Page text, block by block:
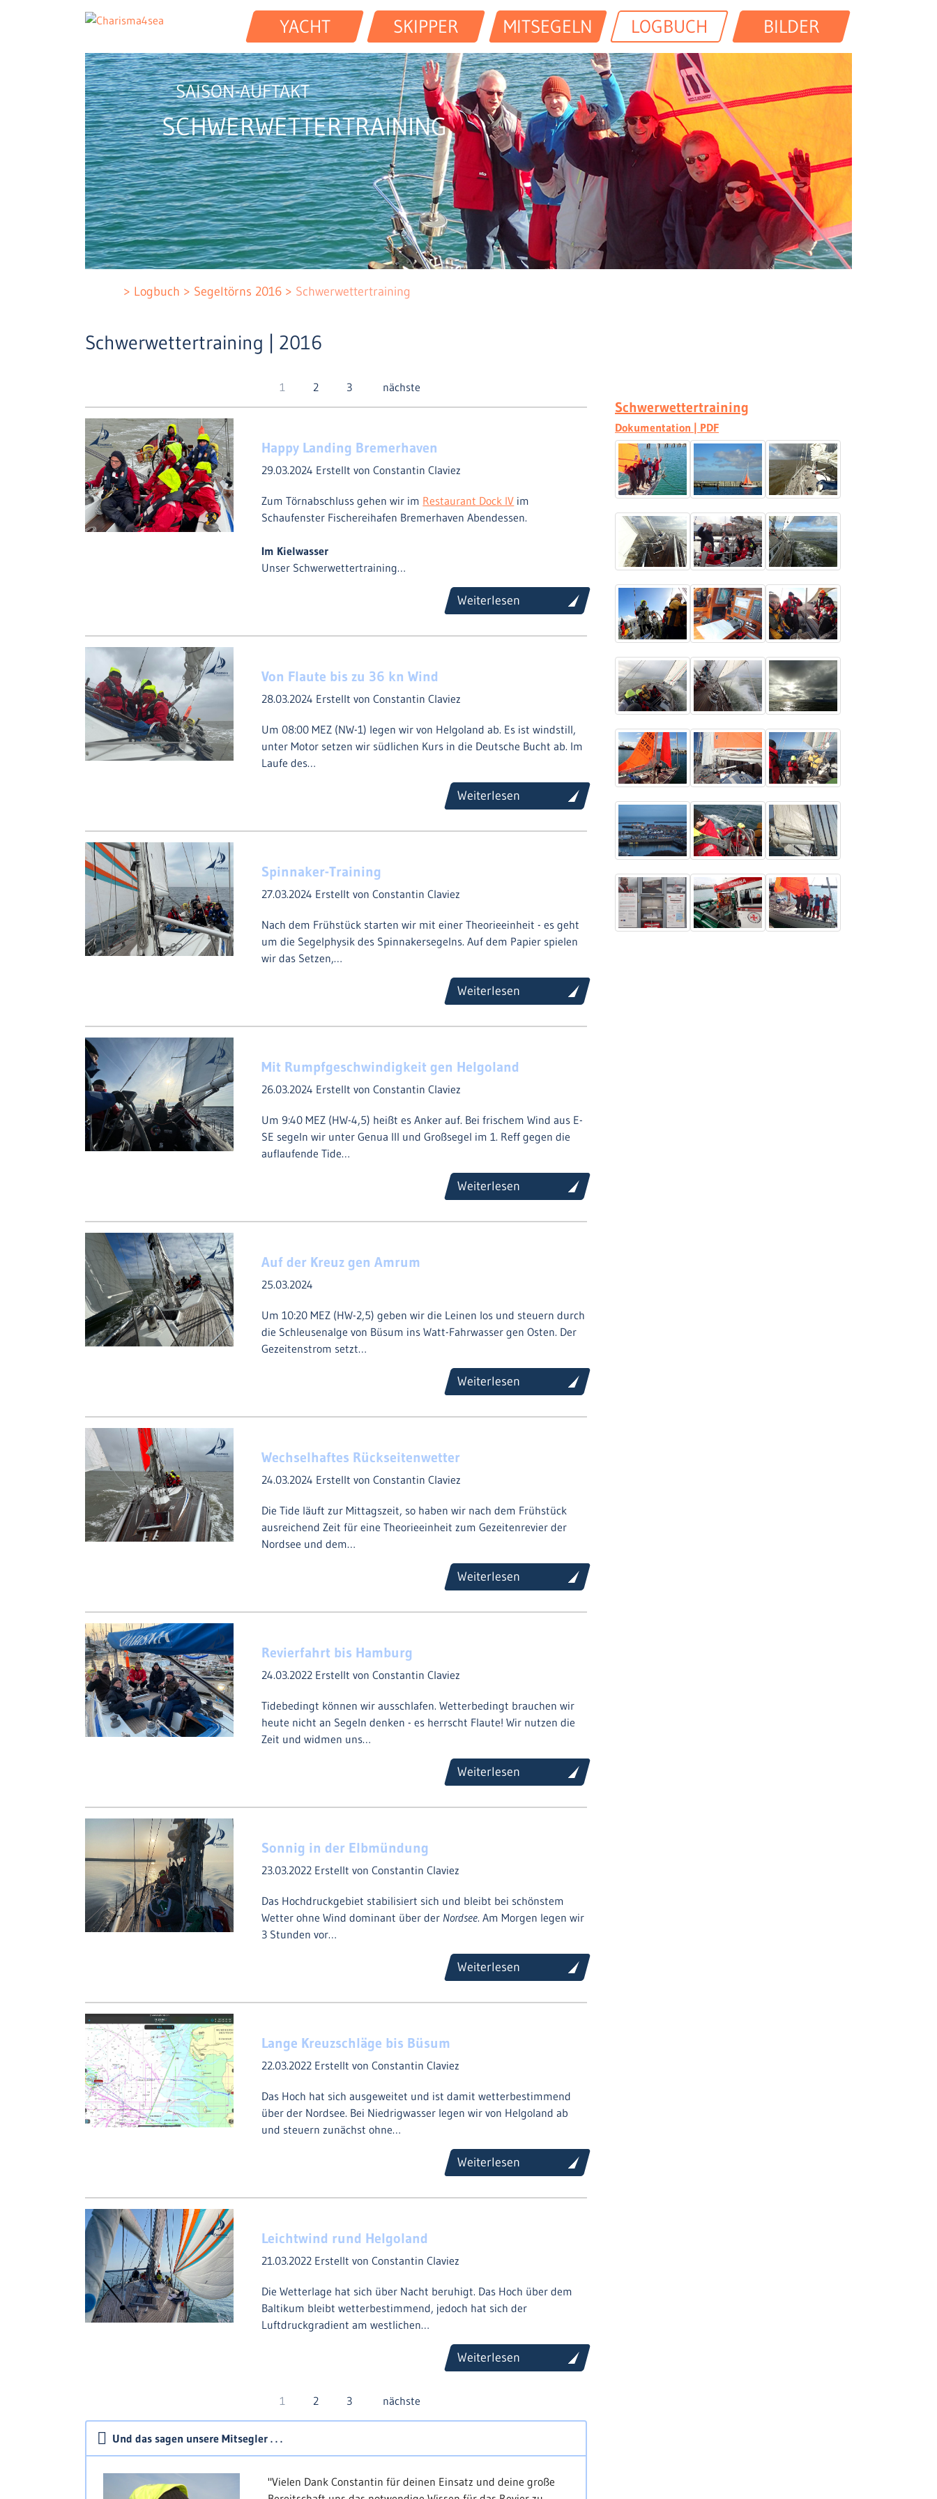
YACHT SKIPPER MITSEGELN LOGBUCH BILDER
SAISON-AUFTAKT
SCHWERWETTERTRAINING
Logbuch Segeltörns 2016 Schwerwettertraining
Schwerwettertraining | 2016
1 2 3 nächste
Happy Landing Bremerhaven
29.03.2024 Erstellt von Constantin Claviez
Zum Törnabschluss gehen wir im Restaurant Dock IV im
Schaufenster Fischereihafen Bremerhaven Abendessen.
Im Kielwasser
Unser Schwerwettertraining…
Weiterlesen
Von Flaute bis zu 36 kn Wind
28.03.2024 Erstellt von Constantin Claviez
Um 08:00 MEZ (NW-1) legen wir von Helgoland ab. Es ist windstill,
unter Motor setzen wir südlichen Kurs in die Deutsche Bucht ab. Im
Laufe des…
Weiterlesen
Spinnaker-Training
27.03.2024 Erstellt von Constantin Claviez
Nach dem Frühstück starten wir mit einer Theorieeinheit - es geht
um die Segelphysik des Spinnakersegelns. Auf dem Papier spielen
wir das Setzen,…
Weiterlesen
Mit Rumpfgeschwindigkeit gen Helgoland
26.03.2024 Erstellt von Constantin Claviez
Um 9:40 MEZ (HW-4,5) heißt es Anker auf. Bei frischem Wind aus E-
SE segeln wir unter Genua III und Großsegel im 1. Reff gegen die
auflaufende Tide…
Weiterlesen
Auf der Kreuz gen Amrum
25.03.2024
Um 10:20 MEZ (HW-2,5) geben wir die Leinen los und steuern durch
die Schleusenalge von Büsum ins Watt-Fahrwasser gen Osten. Der
Gezeitenstrom setzt…
Weiterlesen
Wechselhaftes Rückseitenwetter
24.03.2024 Erstellt von Constantin Claviez
Die Tide läuft zur Mittagszeit, so haben wir nach dem Frühstück
ausreichend Zeit für eine Theorieeinheit zum Gezeitenrevier der
Nordsee und dem…
Weiterlesen
Revierfahrt bis Hamburg
24.03.2022 Erstellt von Constantin Claviez
Tidebedingt können wir ausschlafen. Wetterbedingt brauchen wir
heute nicht an Segeln denken - es herrscht Flaute! Wir nutzen die
Zeit und widmen uns…
Weiterlesen
Sonnig in der Elbmündung
23.03.2022 Erstellt von Constantin Claviez
Das Hochdruckgebiet stabilisiert sich und bleibt bei schönstem
Wetter ohne Wind dominant über der Nordsee. Am Morgen legen wir
3 Stunden vor…
Weiterlesen
Lange Kreuzschläge bis Büsum
22.03.2022 Erstellt von Constantin Claviez
Das Hoch hat sich ausgeweitet und ist damit wetterbestimmend
über der Nordsee. Bei Niedrigwasser legen wir von Helgoland ab
und steuern zunächst ohne…
Weiterlesen
Leichtwind rund Helgoland
21.03.2022 Erstellt von Constantin Claviez
Die Wetterlage hat sich über Nacht beruhigt. Das Hoch über dem
Baltikum bleibt wetterbestimmend, jedoch hat sich der
Luftdruckgradient am westlichen…
Weiterlesen
1 2 3 nächste
Und das sagen unsere Mitsegler . . .
"Vielen Dank Constantin für deinen Einsatz und deine große
Schwerwettertraining
Dokumentation | PDF